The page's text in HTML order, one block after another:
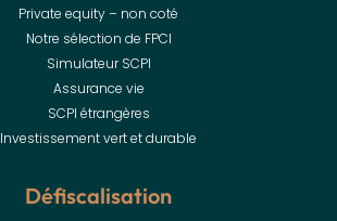
Private equity – non coté
Notre sélection de FPCI
Simulateur SCPI
Assurance vie
SCPI étrangères
Investissement vert et durable
Défiscalisation